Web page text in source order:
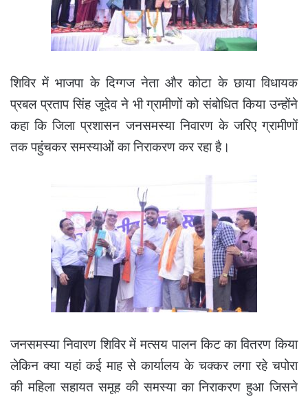
शिविर में भाजपा के दिग्गज नेता और कोटा के छाया विधायक
प्रबल प्रताप सिंह जूदेव ने भी ग्रामीणों को संबोधित किया उन्होंने
कहा कि जिला प्रशासन जनसमस्या निवारण के जरिए ग्रामीणों
तक पहुंचकर समस्याओं का निराकरण कर रहा है।
जनसमस्या निवारण शिविर में मत्सय पालन किट का वितरण किया
लेकिन क्या यहां कई माह से कार्यालय के चक्कर लगा रहे चपोरा
की महिला सहायत समूह की समस्या का निराकरण हुआ जिसने